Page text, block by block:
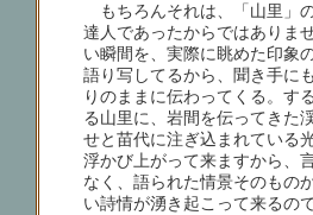
もちろんそれは、「山里」
達人であったからではありま
い瞬間を、実際に眺めた印象
語り写してるから、聞き手に
りのままに伝わってくる。す
る山里に、岩間を伝ってきた
せと苗代に注ぎ込まれている
浮かび上がって来ますから、
なく、語られた情景そのもの
い詩情が湧き起こって来るので